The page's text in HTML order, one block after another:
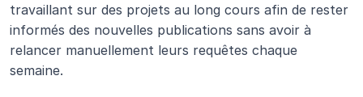
travaillant sur des projets au long cours afin de rester
informés des nouvelles publications sans avoir à
relancer manuellement leurs requêtes chaque
semaine.